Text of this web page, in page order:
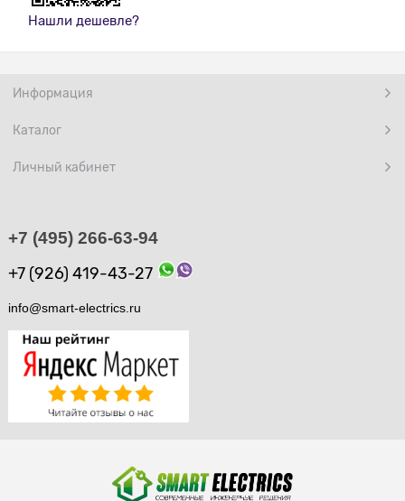
Нашли дешевле?
Информация
Каталог
Личный кабинет
+7 (495) 266-63-94
+7 (926) 419-43-27
info@smart-electrics.ru